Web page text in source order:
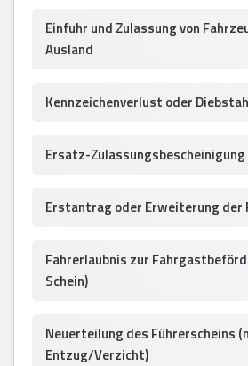
Einfuhr und Zulassung von
Ausland
Kennzeichenverlust oder
Ersatz-Zulassungsbescheinigung
Erstantrag oder Erweiterung der
Fahrerlaubnis zur
Schein)
Neuerteilung des Führerscheins
Entzug/Verzicht)